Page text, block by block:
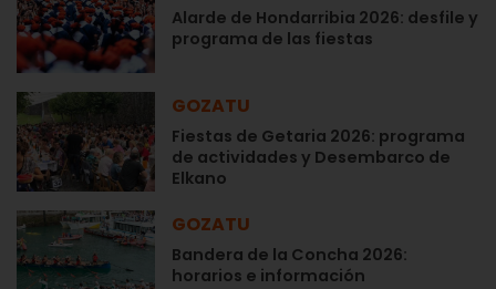
Alarde de Hondarribia 2026: desfile y
programa de las fiestas
GOZATU
Fiestas de Getaria 2026: programa
de actividades y Desembarco de
Elkano
GOZATU
Bandera de la Concha 2026:
horarios e información